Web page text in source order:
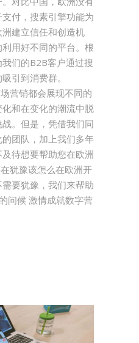
付，搜素引擎功能为
建立信任和创造机
用好不同的平台。根
们的B2B客户通过搜
吸引到消费群。
营销都会展现不同的
和在变化的潮流中脱
。但是，凭借我们同
团队，加上我们多年
待想要帮助您在欧洲
犹豫该怎么在欧洲开
要犹豫，我们来帮助
问候 激情成就数字营